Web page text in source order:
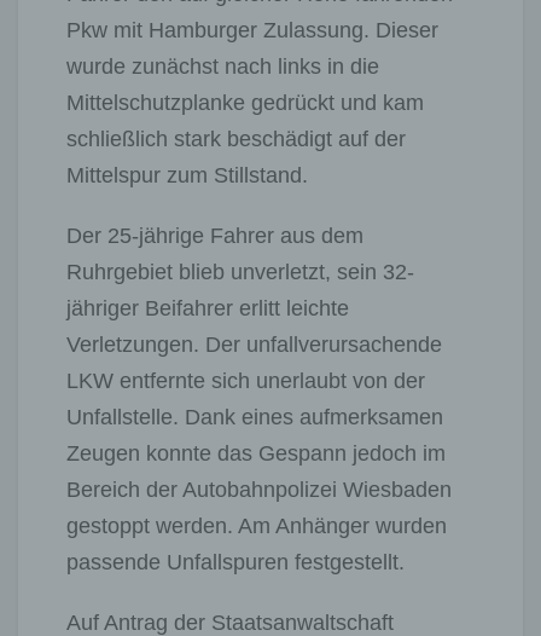
Pkw mit Hamburger Zulassung. Dieser
wurde zunächst nach links in die
Mittelschutzplanke gedrückt und kam
schließlich stark beschädigt auf der
Mittelspur zum Stillstand.
Der 25-jährige Fahrer aus dem
Ruhrgebiet blieb unverletzt, sein 32-
jähriger Beifahrer erlitt leichte
Verletzungen. Der unfallverursachende
LKW entfernte sich unerlaubt von der
Unfallstelle. Dank eines aufmerksamen
Zeugen konnte das Gespann jedoch im
Bereich der Autobahnpolizei Wiesbaden
gestoppt werden. Am Anhänger wurden
passende Unfallspuren festgestellt.
Auf Antrag der Staatsanwaltschaft